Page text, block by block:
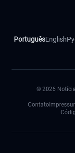
PortuguêsEnglish
© 2026
Contato